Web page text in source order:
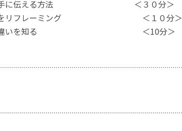
を上手に伝える方法 ＜３０分＞
え方をリフレーミング ＜１０分＞
値観の違いを知る ＜10分＞